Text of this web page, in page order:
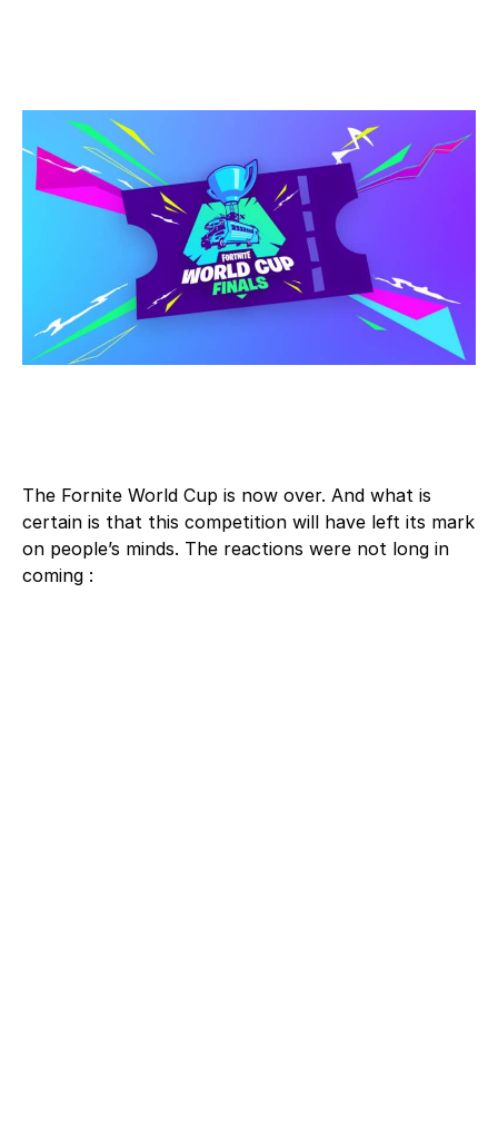
The Fornite World Cup is now over. And what is
certain is that this competition will have left its mark
on people’s minds. The reactions were not long in
coming :